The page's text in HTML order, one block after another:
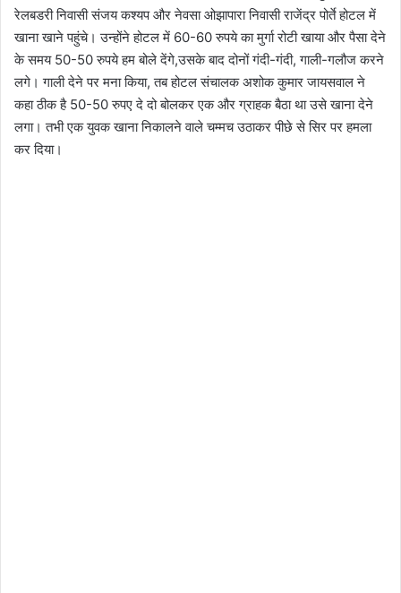
रेलबडरी निवासी संजय कश्यप और नेवसा ओझापारा निवासी राजेंद्र पोर्ते होटल में
खाना खाने पहुंचे। उन्होंने होटल में 60-60 रुपये का मुर्गा रोटी खाया और पैसा देने
के समय 50-50 रुपये हम बोले देंगे,उसके बाद दोनों गंदी-गंदी, गाली-गलौज करने
लगे। गाली देने पर मना किया, तब होटल संचालक अशोक कुमार जायसवाल ने
कहा ठीक है 50-50 रुपए दे दो बोलकर एक और ग्राहक बैठा था उसे खाना देने
लगा। तभी एक युवक खाना निकालने वाले चम्मच उठाकर पीछे से सिर पर हमला
कर दिया।